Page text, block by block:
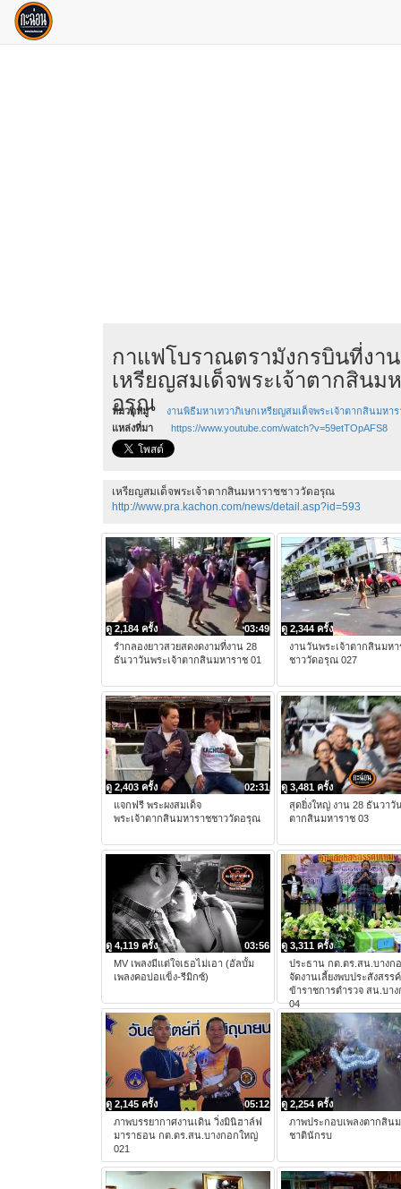
กาแฟโบราณตรามังกรบินที่งาน
เหรียญสมเด็จพระเจ้าตากสินม
อรุณ
หมวดหมู่
งานพิธีมหาเทวาภิเษกเหรียญสมเด็จพระเจ้าตากสินมหา
แหล่งที่มา
https://www.youtube.com/watch?v=59etTOpAFS8
เหรียญสมเด็จพระเจ้าตากสินมหาราชชาววัดอรุณ
http://www.pra.kachon.com/news/detail.asp?id=593
03:49
ดู 2,184 ครั้ง
รำกลองยาวสวยสดงดงามที่งาน 28
ธันวาวันพระเจ้าตากสินมหาราช 01
ดู 2,344 ครั้ง
งานวันพระเจ้าตากสินมหา
ชาววัดอรุณ 027
02:31
ดู 2,403 ครั้ง
แจกฟรี พระผงสมเด็จ
พระเจ้าตากสินมหาราชชาววัดอรุณ
ดู 3,481 ครั้ง
สุดยิ่งใหญ่ งาน 28 ธันวาวั
ตากสินมหาราช 03
03:56
ดู 4,119 ครั้ง
MV เพลงมีแต่ใจเธอไม่เอา (อัลบั้ม
เพลงคอบ่อแข็ง-รีมิกซ์)
ดู 3,311 ครั้ง
ประธาน กต.ตร.สน.บางก
จัดงานเลี้ยงพบประสังสรร
ข้าราชการตำรวจ สน.บา
04
05:12
ดู 2,145 ครั้ง
ภาพบรรยากาศงานเดิน วิ่งมินิฮาล์ฟ
มาราธอน กต.ตร.สน.บางกอกใหญ่
021
ดู 2,254 ครั้ง
ภาพประกอบเพลงตากสิน
ชาตินักรบ